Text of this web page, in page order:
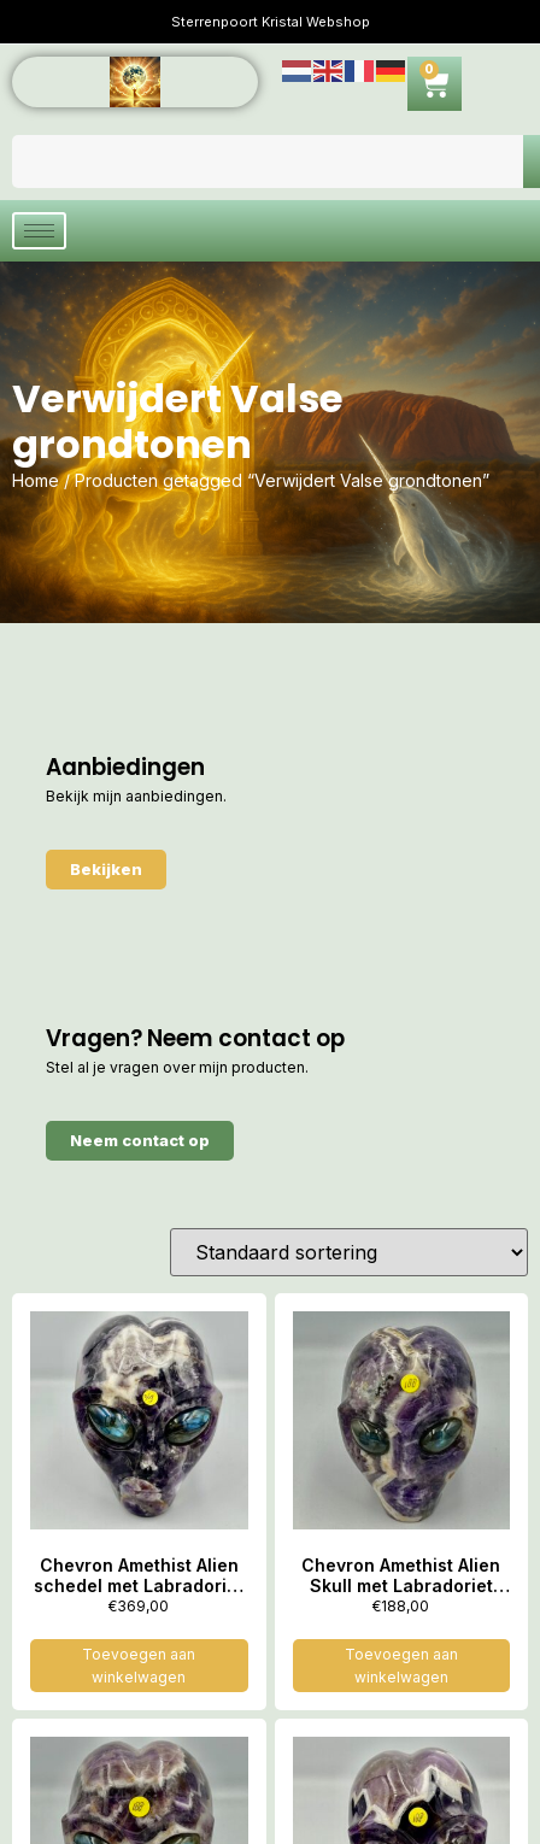
Sterrenpoort Kristal Webshop
0
Verwijdert Valse
grondtonen
Home/ Producten getagged “Verwijdert Valse grondtonen”
Aanbiedingen
Bekijk mijn aanbiedingen.
Bekijken
Vragen? Neem contact op
Stel al je vragen over mijn producten.
Neem contact op
Chevron Amethist Alien
schedel met Labradoriet
ogen L1: 11×8.5×10.5 cm –
€369,00
Toevoegen aan
winkelwagen
Chevron Amethist Alien
Skull met Labradoriet
ogen 1: 7.5×6.5.x7.5 cm –
€188,00
Toevoegen aan
winkelwagen